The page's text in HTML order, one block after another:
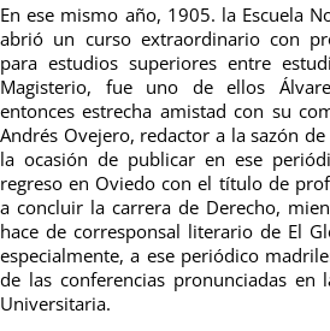
En ese mismo año, 1905. la Escuela
abrió un curso extraordinario con
para estudios superiores entre
Magisterio, fue uno de ellos
entonces estrecha amistad con su
Andrés Ovejero, redactor a la sazón
la ocasión de publicar en ese
regreso en Oviedo con el título de
a concluir la carrera de Derecho,
hace de corresponsal literario de El
especialmente, a ese periódico
de las conferencias pronunciadas en
Universitaria.